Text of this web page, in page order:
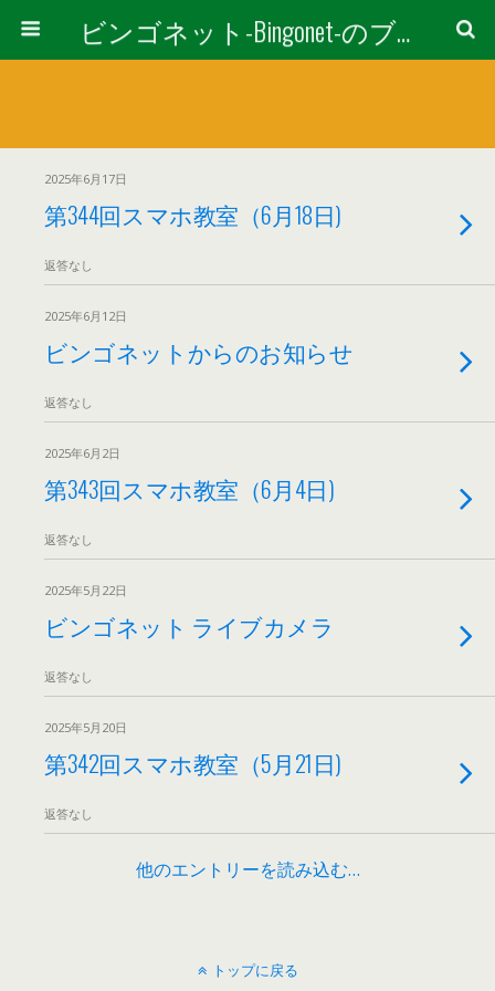
ビンゴネット-Bingonet-のブログ
2025年6月17日
第344回スマホ教室（6月18日)
返答なし
2025年6月12日
ビンゴネットからのお知らせ
返答なし
2025年6月2日
第343回スマホ教室（6月4日)
返答なし
2025年5月22日
ビンゴネット ライブカメラ
返答なし
2025年5月20日
第342回スマホ教室（5月21日)
返答なし
他のエントリーを読み込む…
トップに戻る